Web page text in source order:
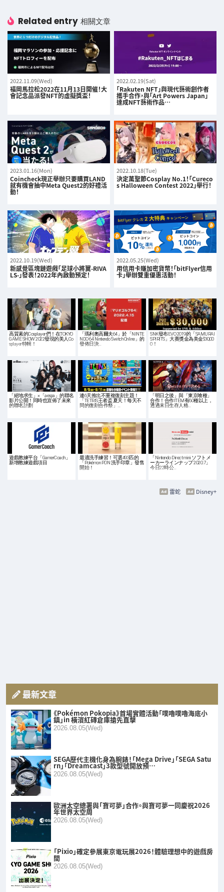
Related entry 相關文章
2022.11.09(Wed)
福岡馬拉松2022在11月13日開催！大
會記念品派發NFT的虛擬獎盃！
2022.02.19(Sat)
「Rakuten NFT」與現代藝術創作者
攜手合作，與「Art Powers Japan」
達成NFT藝術作品…
2023.01.16(Mon)
Coincheck現正舉辦只要購買LAND
就有機會抽中Meta Quest2的好禮活
動！
2022.10.18(Tue)
決定萬聖節Cosplay No.1！「Cureco
s Halloween Contest 2022」舉行！
2022.10.19(Wed)
新感覺區塊鏈遊戲「足球小將翼-RIVA
LS-」發表！2022年內啟動預定！
2022.05.25(Wed)
用信用卡賺加密貨幣！「bitFlyer信用
卡」舉辦雙重優惠活動！
高質素的Cosplayer們！在TOKYO
GAME SHOW 2022發現的美人Co
splayer特輯！
「瑪利奧高爾夫64」於「NINTE
NDO 64 Nintendo Switch Online」的
發佈日決…
SNK發布EVO 2019的「SAMURAI
SPIRITS」大賽獎金為美金$30,00
0！
「絕地求生」×「aespa」的聯名
影片公開！同時也宣佈了未來
的聯名計劃
連6天推出不重複復刻主題！
「TETRIS王者盃 夏天！每天不
同的復刻合作祭」…
「明日之後」與「東京喰種」
合作！合作ITEM有60種以上，
透過末日生存人格…
遊戲教練平台「GamerCoach」
新增教練遊戲項目
最適洗手練習！可選493匹的
「Pokémon PON 洗手印章」發售
開始！
「Nintendo Direct mini ソフトメ
ーカーラインナップ 2020.7」
今日22時公…
Disney+
雷蛇
最新文章
《Pokémon Pokopia》首場實體活動「噗嚕噗嚕海底小
鎮」in 橫濱紅磚倉庫搶先直擊
2026.08.05(Wed)
SEGA歷代主機化身為腕錶！「Mega Drive」「SEGA Satu
rn」「Dreamcast」3款型號開放預…
2026.08.05(Wed)
歐洲太空總署與「寶可夢」合作。與寶可夢一同慶祝2026
年世界太空周
2026.08.05(Wed)
「Pixio」確定參展東京電玩展2026！體驗理想中的遊戲房
間
2026.08.05(Wed)